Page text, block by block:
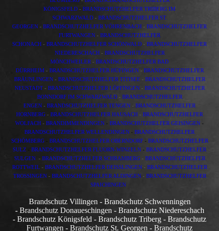
KÖNIGSFELD - BRANDSCHUTZHELFER TRIBERG IM
SCHWARZWALD- BRANDSCHUTZHELFER ST.
GEORGEN - BRANDSCHUTZHELFER VÖHRENBACH - BRANDSCHUTZHELFER
FURTWANGEN - BRANDSCHUTZHELFER
SCHONACH - BRANDSCHUTZHELFER SCHÖNWALD - BRANDSCHUTZHELFER
NIEDERESCHACH- BRANDSCHUTZHELFER
MÖNCHWEILER - BRANDSCHUTZHELFER BAD
DÜRRHEIM- BRANDSCHUTZHELFER HÜFINGEN- BRANDSCHUTZHELFER
BRÄUNLINGEN- BRANDSCHUTZHELFER TITISEE- BRANDSCHUTZHELFER
NEUSTADT- BRANDSCHUTZHELFER LÖFFINGEN- BRANDSCHUTZHELFER
BONNDORF IM SCHWARZWALD- BRANDSCHUTZHELFER
ENGEN - BRANDSCHUTZHELFER TENGEN - BRANDSCHUTZHELFER
HORNBERG - BRANDSCHUTZHELFER HAUSACH - BRANDSCHUTZHELFER
WOLFACH - BRANDIMMENDINGEN - BRANDSCHUTZHELFER GEISINGEN -
BRANDSCHUTZHELFER WELLENDINGEN - BRANDSCHUTZHELFER
SCHÖMBERG- BRANDSCHUTZHELFER OBERNDORF- BRANDSCHUTZHELFER
SULZ
BRANDSCHUTZHELFER FLUORN-WINZELN - BRANDSCHUTZHELFER
SULGEN - BRANDSCHUTZHELFER SCHRAMBERG- BRANDSCHUTZHELFER
ROTTWEIL - BRANDSCHUTZHELFER DEISSLINGEN- BRANDSCHUTZHELFER
TROSSINGEN- BRANDSCHUTZHELFER ALDINGEN- BRANDSCHUTZHELFER
SPAICHINGEN
Brandschutz Villingen - Brandschutz Schwenningen
- Brandschutz Donaueschingen - Brandschutz Niedereschach
- Brandschutz Königsfeld - Brandschutz Triberg - Brandschutz
Furtwangen - Brandschutz St. Georgen - Brandschutz